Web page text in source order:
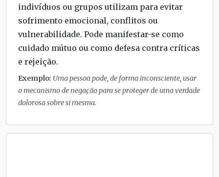
indivíduos ou grupos utilizam para evitar
sofrimento emocional, conflitos ou
vulnerabilidade. Pode manifestar-se como
cuidado mútuo ou como defesa contra críticas
e rejeição.
Exemplo: Uma pessoa pode, de forma inconsciente, usar
o mecanismo de negação para se proteger de uma verdade
dolorosa sobre si mesma.